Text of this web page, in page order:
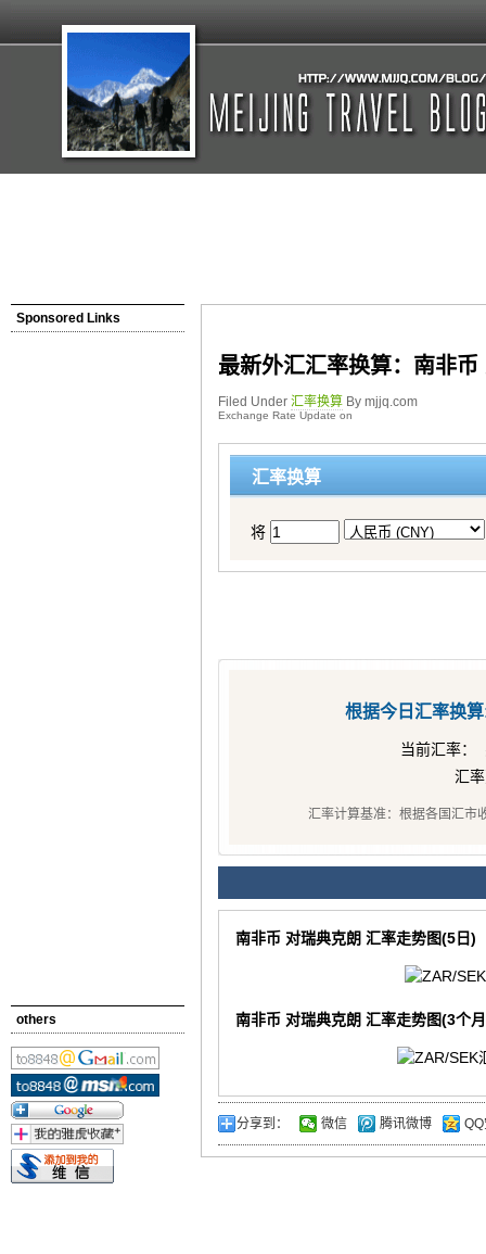
最新外汇汇率换算：南非
Filed Under 汇率换算 By mjjq.com
Exchange Rate Update on
汇率换算
将
根据今日汇率换
当前汇率
汇
汇率计算基准：根据各国汇市
南非币 对瑞典克朗 汇率走势图(5日)
南非币 对瑞典克朗 汇率走势图(3个
分享到： 微信 腾讯微博
Sponsored Links
others